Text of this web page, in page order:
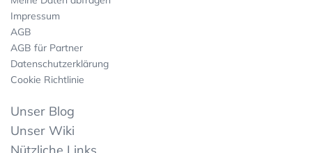
Impressum
AGB
AGB für Partner
Datenschutzerklärung
Cookie Richtlinie
Unser Blog
Unser Wiki